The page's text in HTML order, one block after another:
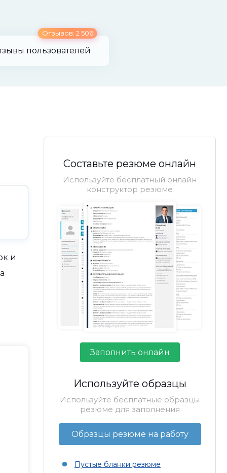
Отзывов: 2 506
пользователей
и
Составьте резюме онлайн
Используйте бесплатный онлайн
конструктор резюме
Заполнить онлайн
Используйте образцы
Используйте бесплатные образцы
резюме для заполнения
Образцы резюме на работу
Пустые бланки резюме